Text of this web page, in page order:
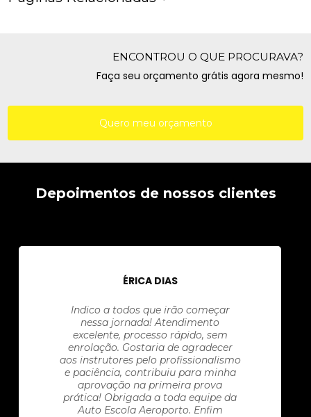
ENCONTROU O QUE PROCURAVA?
Faça seu orçamento grátis agora mesmo!
Quero meu orçamento
Depoimentos de nossos clientes
ÉRICA DIAS
Indico a todos que irão começar
nessa jornada! Atendimento
excelente, processo rápido, sem
enrolação. Gostaria de agradecer
aos instrutores pelo profissionalismo
e paciência, contribuiu para minha
aprovação na primeira prova
prática! Obrigada a toda equipe da
Auto Escola Aeroporto. Enfim